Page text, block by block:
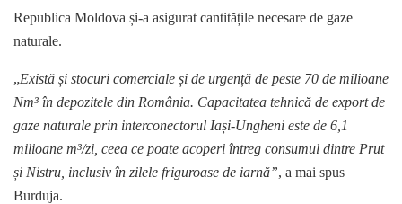
Republica Moldova și-a asigurat cantitățile necesare de gaze
naturale.
„Există și stocuri comerciale și de urgență de peste 70 de milioane
Nm³ în depozitele din România. Capacitatea tehnică de export de
gaze naturale prin interconectorul Iași-Ungheni este de 6,1
milioane m³/zi, ceea ce poate acoperi întreg consumul dintre Prut
și Nistru, inclusiv în zilele friguroase de iarnă”, a mai spus
Burduja.